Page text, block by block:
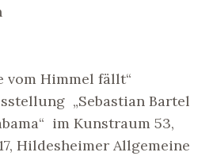
vom Himmel fällt“
„Sebastian Bartel
im Kunstraum 53,
Hildesheimer Allgemeine